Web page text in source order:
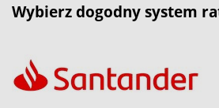
Wybierz dogodny system